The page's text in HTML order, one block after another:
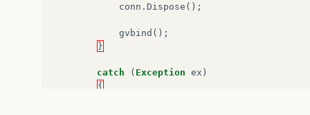
conn . Dispose ();
gvbind ();
}
catch ( Exception ex )
{